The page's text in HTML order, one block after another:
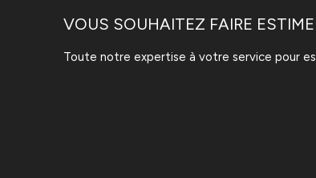
VOUS SOUHAITEZ FAIRE
Toute notre expertise à votre service pour